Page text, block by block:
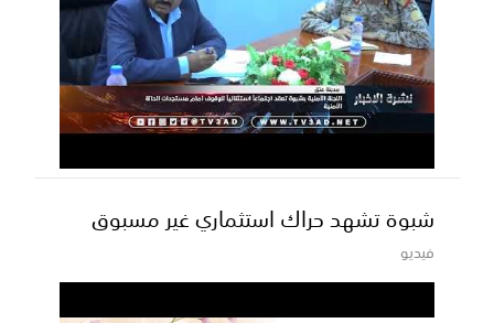
شبوة تشهد حراك استثماري غير مسبوق
فيديو